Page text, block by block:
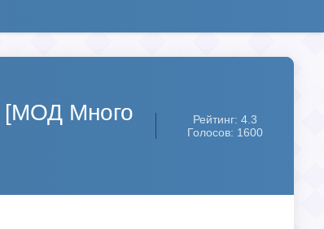
[МОД Много
Рейтинг: 4.3
Голосов: 1600